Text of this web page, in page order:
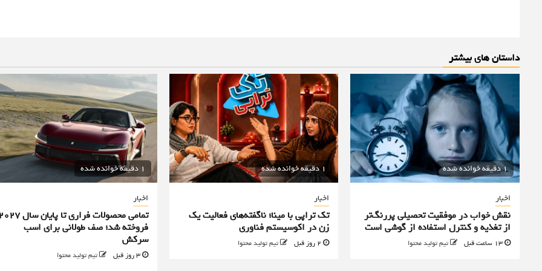
داستان های بیشتر
1 دقیقه خوانده شده
اخبار
نقش خواب در موفقیت تحصیلی پررنگ‌تر
از تغذیه و کنترل استفاده از گوشی است
تیم تولید محتوا
1 دقیقه خوانده شده
اخبار
تک تراپی با مینا؛ ناگفته‌های فعالیت یک
زن در اکوسیستم فناوری
2 روز قبل تیم تولید محتوا
1 دقیقه خوانده شده
اخبار
تمامی محصولات فراری تا پایان
فروخته شد؛ صف طولانی برای اسب
سرکش
3 روز قبل تیم تولید محتوا